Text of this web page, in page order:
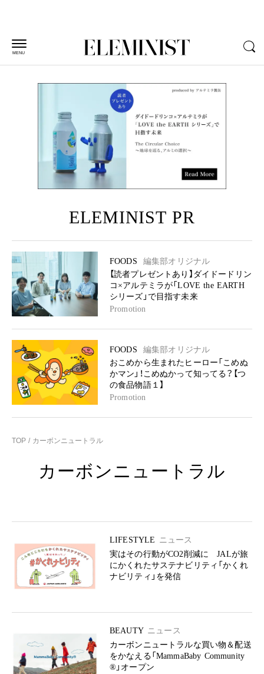
MENU
ELEMINIST PR
FOODS
編集部オリジナル
【読者プレゼントあり】ダイドードリン
コ×アルテミラが「LOVE the EARTH
シリーズ」で目指す未来
Promotion
FOODS
編集部オリジナル
おこめから生まれたヒーロー「こめぬ
かマン」！こめぬかって知ってる？【つ
の食品物語１】
Promotion
TOP カーボンニュートラル
カーボンニュートラル
LIFESTYLE ニュース
実はその行動がCO2削減に JALが旅
にかくれたサステナビリティ「かくれ
ナビリティ」を発信
BEAUTY ニュース
カーボンニュートラルな買い物＆配送
をかなえる「MammaBaby Community
®」オープン